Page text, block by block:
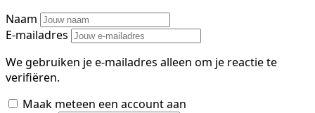
Naam
E-mailadres
We gebruiken je e-mailadres alleen om je reactie te
verifiëren.
Maak meteen een account aan